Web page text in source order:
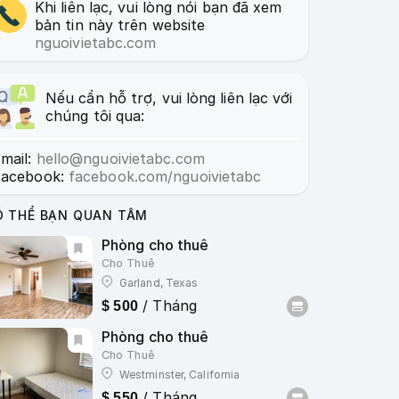
Khi liên lạc, vui lòng nói bạn đã xem
bản tin này trên website
nguoivietabc.com
Nếu cần hỗ trợ, vui lòng liên lạc với
chúng tôi qua:
hello@nguoivietabc.com
facebook.com/nguoivietabc
THỂ BẠN QUAN TÂM
Phòng cho thuê
Cho Thuê
Garland, Texas
$ 500 / Tháng
Phòng cho thuê
Cho Thuê
Westminster, California